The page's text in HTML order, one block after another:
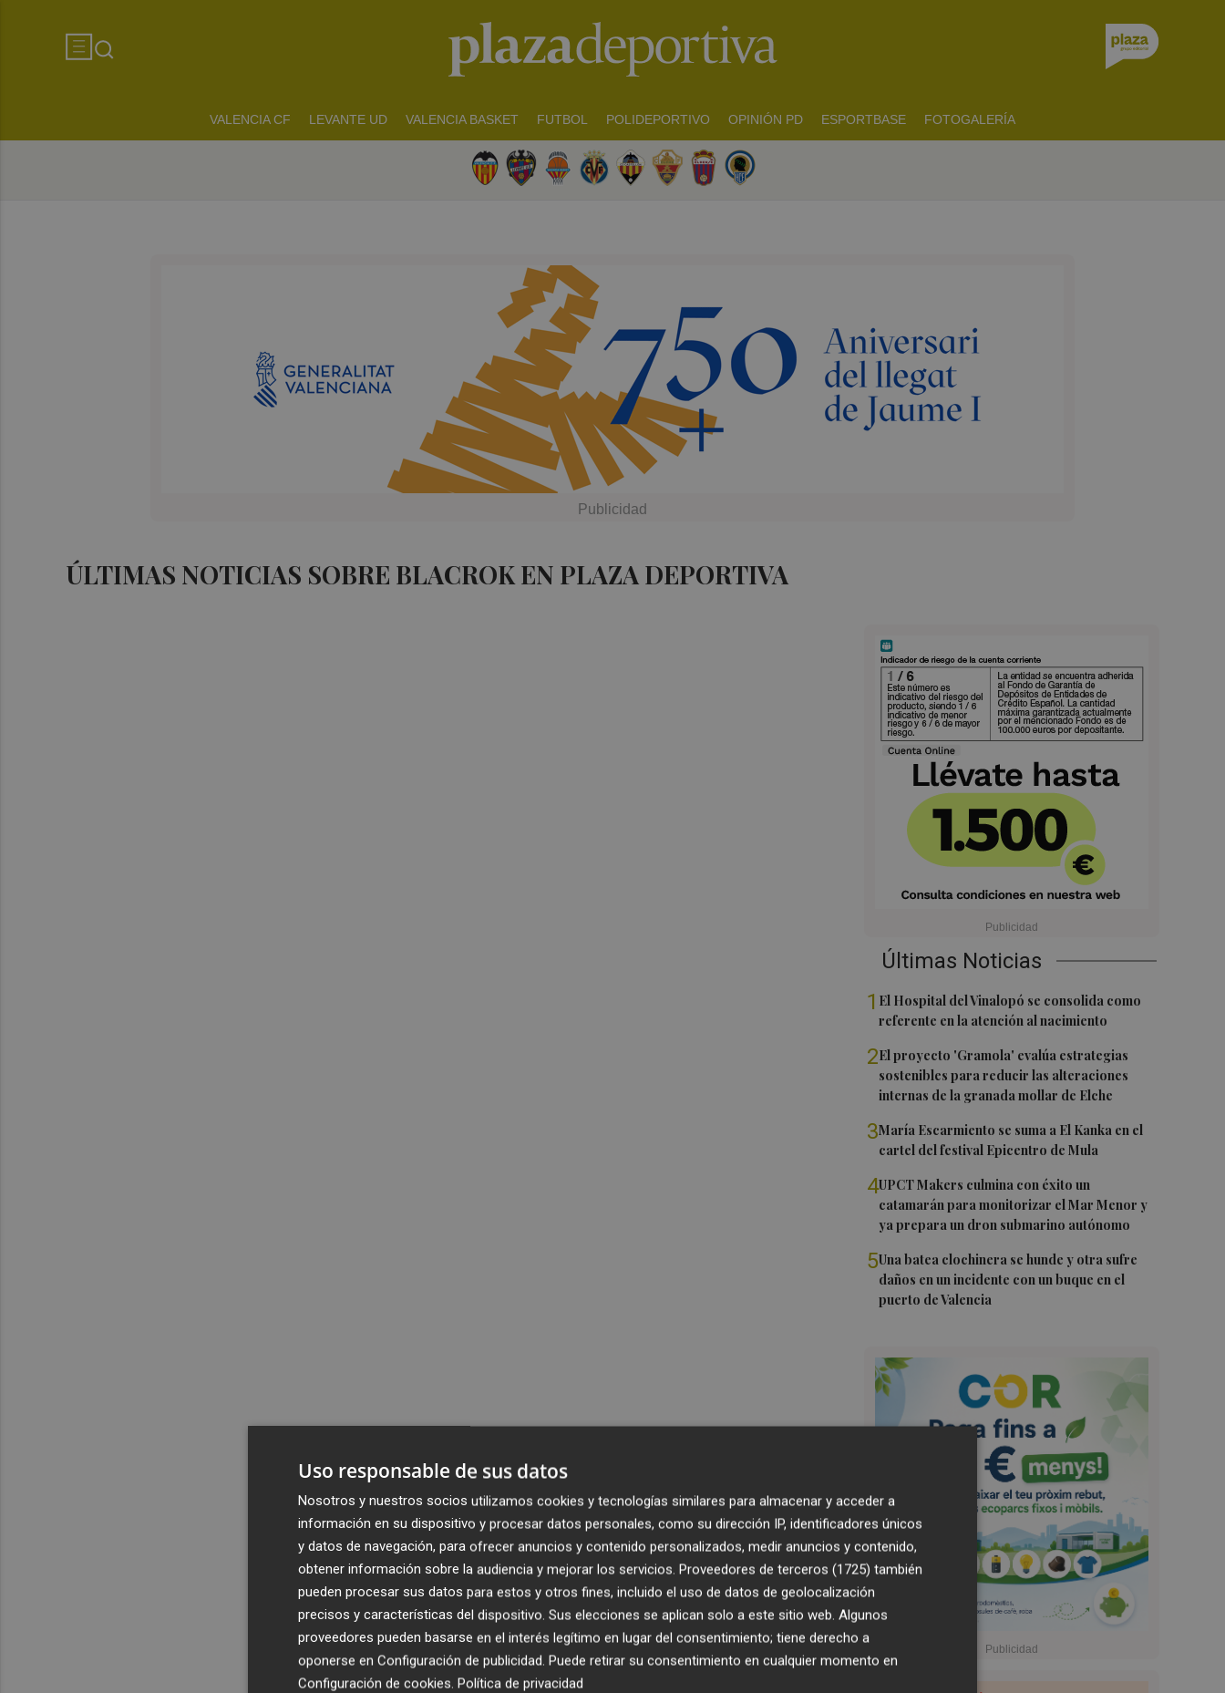
VALENCIA CF LEVANTE UD VALENCIA BASKET FUTBOL POLIDEPORTIVO OPINIÓN PD ESPORTBASE FOTOGALERÍA
ÚLTIMAS NOTICIAS SOBRE BLACROK EN PLAZA DEPORTIVA
Últimas Noticias
1 El Hospital del Vinalopó se consolida como
referente en la atención al nacimiento
2El proyecto 'Gramola' evalúa estrategias
sostenibles para reducir las alteraciones
internas de la granada mollar de Elche
3María Escarmiento se suma a El Kanka en el
cartel del festival Epicentro de Mula
4UPCT Makers culmina con éxito un
catamarán para monitorizar el Mar Menor y
ya prepara un dron submarino autónomo
5Una batea clochinera se hunde y otra sufre
daños en un incidente con un buque en el
puerto de Valencia
Uso responsable de sus datos
Nosotros y nuestros socios utilizamos cookies y tecnologías similares para almacenar y acceder a
información en su dispositivo y procesar datos personales, como su dirección IP, identificadores únicos
y datos de navegación, para ofrecer anuncios y contenido personalizados, medir anuncios y contenido,
obtener información sobre la audiencia y mejorar los servicios. Proveedores de terceros (1725) también
pueden procesar sus datos para estos y otros fines, incluido el uso de datos de geolocalización
precisos y características del dispositivo. Sus elecciones se aplican solo a este sitio web. Algunos
proveedores pueden basarse en el interés legítimo en lugar del consentimiento; tiene derecho a
oponerse en Configuración de publicidad. Puede retirar su consentimiento en cualquier momento en
Configuración de cookies. Política de privacidad